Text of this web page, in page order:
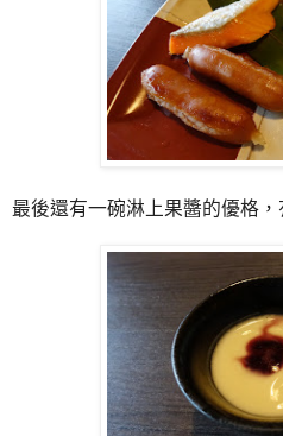
最後還有一碗淋上果醬的優格，